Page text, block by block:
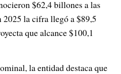
$62,4 billones a las
2025 la cifra llegó a $89,5
que alcance $100,1
la entidad destaca que